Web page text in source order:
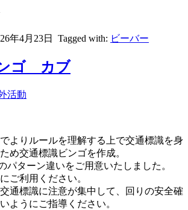
年4月23日 Tagged with: ビーバー
ゴ カブ
活動
よりルールを理解する上で交通標識を身
め交通標識ビンゴを作成。
パターン違いをご用意いたしました。
ご利用ください。
通標識に注意が集中して、回りの安全確
ようにご指導ください。